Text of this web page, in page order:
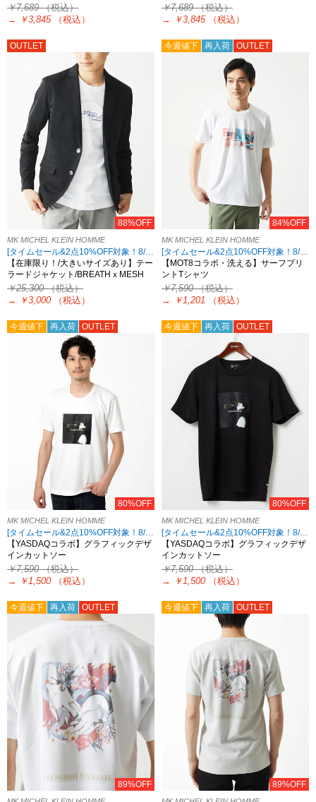
￥7,689（税込）
→
￥3,845 （税込）
￥7,689（税込）
→
￥3,845 （税込）
OUTLET
88%OFF
MK MICHEL KLEIN HOMME
[タイムセール&2点10%OFF対象！8/17 8:59まで アウトレット限定]
【在庫限り！/大きいサイズあり】テー
ラードジャケット/BREATHｘMESH
￥25,300（税込）
→
￥3,000 （税込）
今週値下 再入荷 OUTLET
84%OFF
MK MICHEL KLEIN HOMME
[タイムセール&2点10%OFF対象！8/17 8:59まで アウトレット限定]
【MOT8コラボ・洗える】サーフプリ
ントTシャツ
￥7,590（税込）
→
￥1,201 （税込）
今週値下 再入荷 OUTLET
80%OFF
MK MICHEL KLEIN HOMME
[タイムセール&2点10%OFF対象！8/17 8:59まで アウトレット限定]
【YASDAQコラボ】グラフィックデザ
インカットソー
￥7,590（税込）
→
￥1,500 （税込）
今週値下 再入荷 OUTLET
80%OFF
MK MICHEL KLEIN HOMME
[タイムセール&2点10%OFF対象！8/17 8:59まで アウトレット限定]
【YASDAQコラボ】グラフィックデザ
インカットソー
￥7,590（税込）
→
￥1,500 （税込）
今週値下 再入荷 OUTLET
89%OFF
今週値下 再入荷 OUTLET
89%OFF